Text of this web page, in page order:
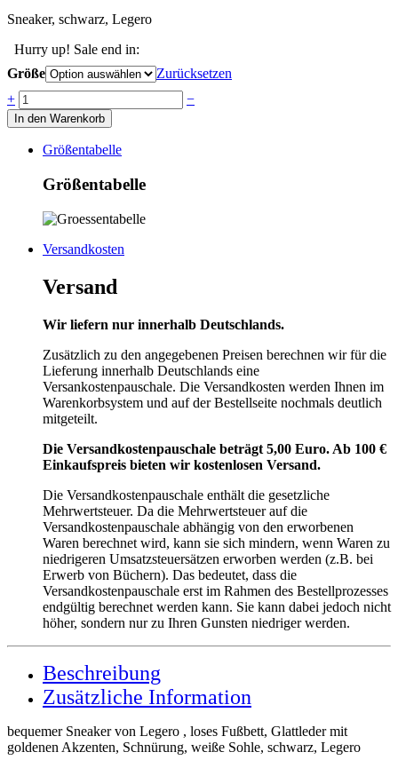
Sneaker, schwarz, Legero
Hurry up! Sale end in:
Größe
Zurücksetzen
Anzahl
+ −
In den Warenkorb
Größentabelle
Größentabelle
Versandkosten
Versand
Wir liefern nur innerhalb Deutschlands.
Zusätzlich zu den angegebenen Preisen berechnen wir für die
Lieferung innerhalb Deutschlands eine
Versankostenpauschale. Die Versandkosten werden Ihnen im
Warenkorbsystem und auf der Bestellseite nochmals deutlich
mitgeteilt.
Die Versandkostenpauschale beträgt 5,00 Euro. Ab 100 €
Einkaufspreis bieten wir kostenlosen Versand.
Die Versandkostenpauschale enthält die gesetzliche
Mehrwertsteuer. Da die Mehrwertsteuer auf die
Versandkostenpauschale abhängig von den erworbenen
Waren berechnet wird, kann sie sich mindern, wenn Waren zu
niedrigeren Umsatzsteuersätzen erworben werden (z.B. bei
Erwerb von Büchern). Das bedeutet, dass die
Versandkostenpauschale erst im Rahmen des Bestellprozesses
endgültig berechnet werden kann. Sie kann dabei jedoch nicht
höher, sondern nur zu Ihren Gunsten niedriger werden.
Beschreibung
Zusätzliche Information
bequemer Sneaker von Legero , loses Fußbett, Glattleder mit
goldenen Akzenten, Schnürung, weiße Sohle, schwarz, Legero